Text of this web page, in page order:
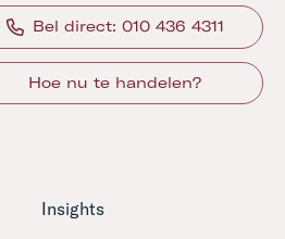
Bel direct: 010 436 4311
Hoe nu te handelen?
Insights